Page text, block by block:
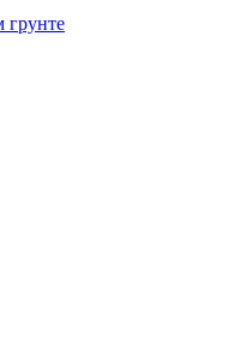
грунте